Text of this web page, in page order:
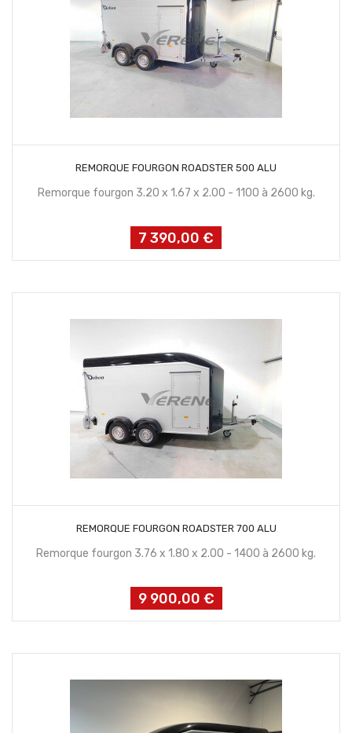
REMORQUE FOURGON ROADSTER 500 ALU
Remorque fourgon 3.20 x 1.67 x 2.00 - 1100 à 2600 kg.
Prix
7 390,00 €
REMORQUE FOURGON ROADSTER 700 ALU
Remorque fourgon 3.76 x 1.80 x 2.00 - 1400 à 2600 kg.
Prix
9 900,00 €